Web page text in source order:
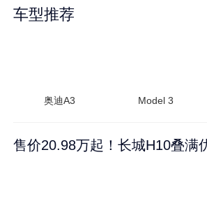
车型推荐
奥迪A3 Model 3
售价20.98万起！长城H10叠满